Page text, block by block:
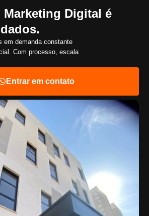
Digital é
em demanda constante
Com processo, escala
Entrar em contato